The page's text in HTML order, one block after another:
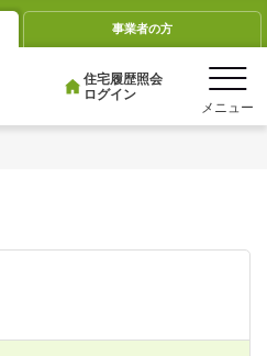
事業者の方
住宅履歴照会
ログイン